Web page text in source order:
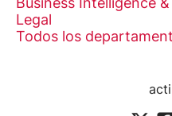
Legal
Todos los